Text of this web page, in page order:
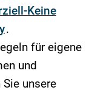
Keine
.
für eigene
und
unsere